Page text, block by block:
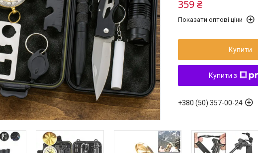
359 ₴
Показати оптові ціни
Купити
Купити з
+380 (50) 357-00-24